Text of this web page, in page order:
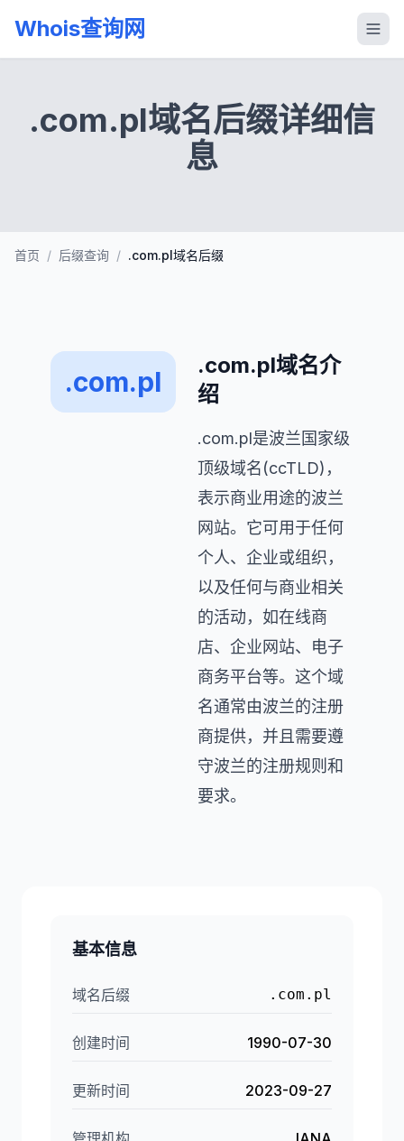
Whois查询网
.com.pl域名后缀详细信
息
首页 / 后缀查询 / .com.pl域名后缀
.com.pl
.com.pl域名介
绍
.com.pl是波兰国家级
顶级域名(ccTLD)，
表示商业用途的波兰
网站。它可用于任何
个人、企业或组织，
以及任何与商业相关
的活动，如在线商
店、企业网站、电子
商务平台等。这个域
名通常由波兰的注册
商提供，并且需要遵
守波兰的注册规则和
要求。
基本信息
域名后缀 .com.pl
创建时间 1990-07-30
更新时间 2023-09-27